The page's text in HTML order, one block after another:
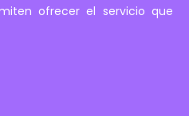
ofrecer el servicio que